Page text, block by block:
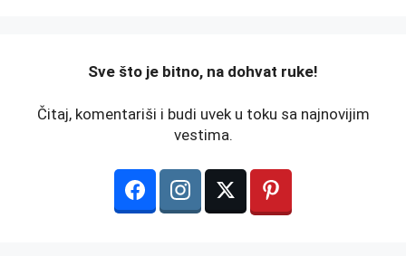
️Sve što je bitno, na dohvat ruke!
Čitaj, komentariši i budi uvek u toku sa najnovijim
vestima.